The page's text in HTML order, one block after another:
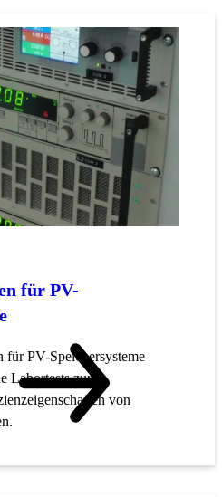
für PV-
PV-Speichersysteme
Labortests zur
von